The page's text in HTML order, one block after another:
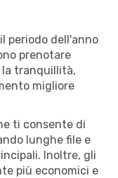
periodo dell'anno
prenotare
la tranquillità,
migliore
ti consente di
lunghe file e
Inoltre, gli
più economici e